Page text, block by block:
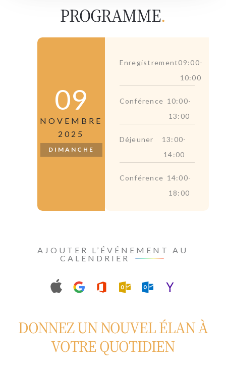
PROGRAMME.
09
NOVEMBRE
2025
DIMANCHE
Enregistrement09:00-
10:00
Conférence 10:00-
13:00
Déjeuner
13:00-
14:00
Conférence 14:00-
18:00
AJOUTER L’ÉVÉNEMENT AU
CALENDRIER
DONNEZ UN NOUVEL ÉLAN À
VOTRE QUOTIDIEN